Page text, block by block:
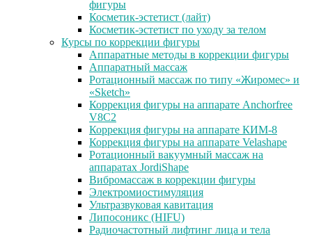
фигуры
Косметик-эстетист (лайт)
Косметик-эстетист по уходу за телом
Курсы по коррекции фигуры
Аппаратные методы в коррекции фигуры
Аппаратный массаж
Ротационный массаж по типу «Жиромес» и
«Sketch»
Коррекция фигуры на аппарате Anchorfree
V8C2
Коррекция фигуры на аппарате КИМ-8
Коррекция фигуры на аппарате Velashape
Ротационный вакуумный массаж на
аппаратах JordiShape
Вибромассаж в коррекции фигуры
Электромиостимуляция
Ультразвуковая кавитация
Липосоникс (HIFU)
Радиочастотный лифтинг лица и тела